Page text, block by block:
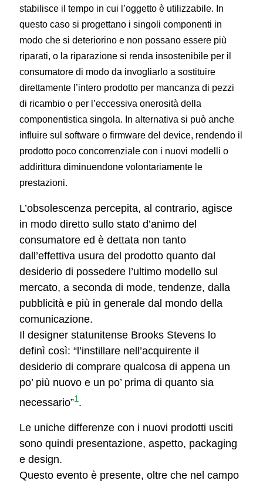
stabilisce il tempo in cui l’oggetto è utilizzabile. In
questo caso si progettano i singoli componenti in
modo che si deteriorino e non possano essere più
riparati, o la riparazione si renda insostenibile per il
consumatore di modo da invogliarlo a sostituire
direttamente l’intero prodotto per mancanza di pezzi
di ricambio o per l’eccessiva onerosità della
componentistica singola. In alternativa si può anche
influire sul software o firmware del device, rendendo il
prodotto poco concorrenziale con i nuovi modelli o
addirittura diminuendone volontariamente le
prestazioni.
L’obsolescenza percepita, al contrario, agisce
in modo diretto sullo stato d’animo del
consumatore ed è dettata non tanto
dall’effettiva usura del prodotto quanto dal
desiderio di possedere l’ultimo modello sul
mercato, a seconda di mode, tendenze, dalla
pubblicità e più in generale dal mondo della
comunicazione.
Il designer statunitense Brooks Stevens lo
definì così: “l’instillare nell’acquirente il
desiderio di comprare qualcosa di appena un
po’ più nuovo e un po’ prima di quanto sia
necessario”1.
Le uniche differenze con i nuovi prodotti usciti
sono quindi presentazione, aspetto, packaging
e design.
Questo evento è presente, oltre che nel campo